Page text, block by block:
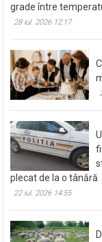
grade între
28 iul. 2026 12:17
plecat de la o tânără
22 iul. 2026 14:55